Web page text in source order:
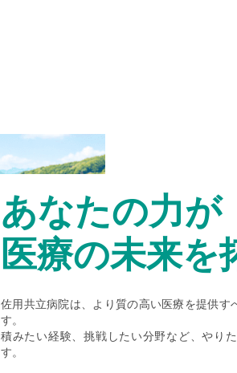
あなたの力が
医療の未来を
佐用共立病院は、より質の高い医療を提供す
す。
積みたい経験、挑戦したい分野など、やり
す。